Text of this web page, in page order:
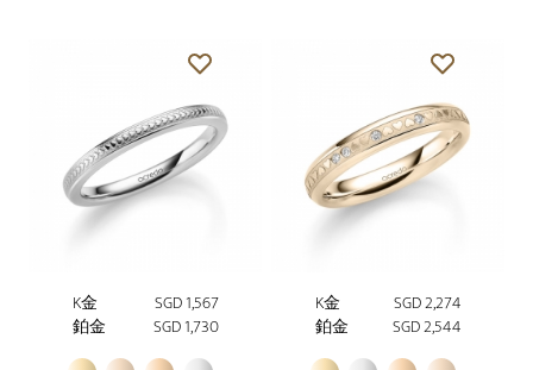
K金
SGD 1,567
鉑金
SGD 1,730
K金
SGD 2,274
鉑金
SGD 2,544